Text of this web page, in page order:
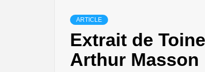
ARTICLE
Extrait de
Arthur Masson